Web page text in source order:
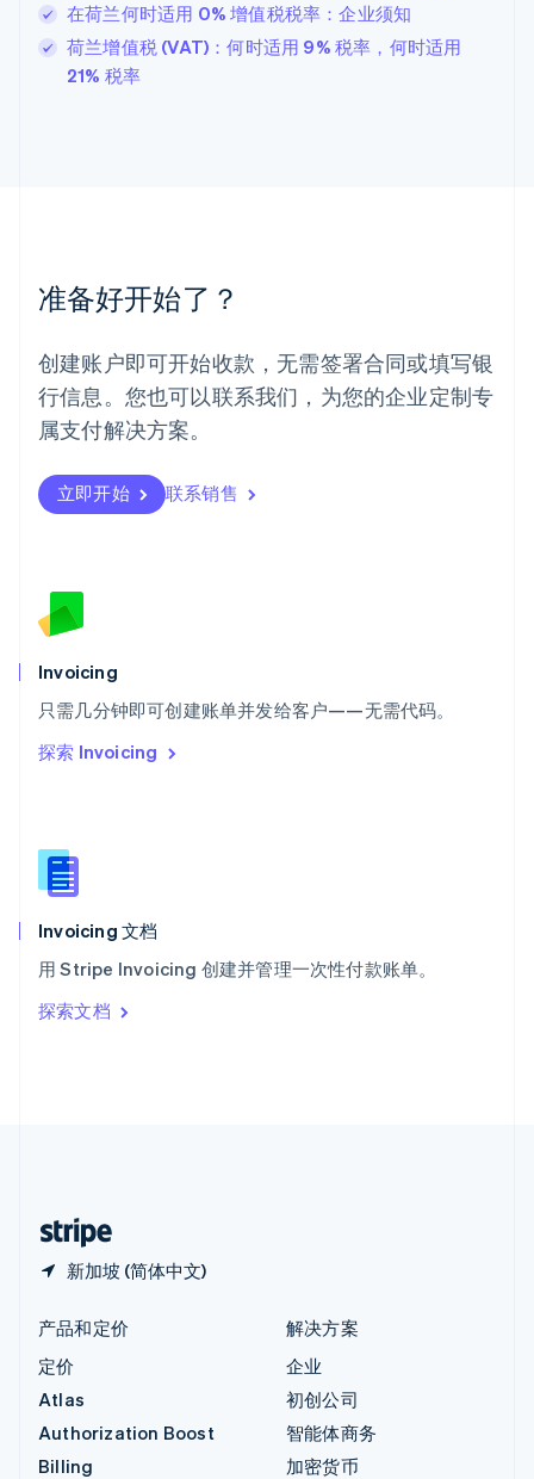
在荷兰何时适用 0% 增值税税率：企业须知
荷兰增值税 (VAT)：何时适用 9% 税率，何时适用
21% 税率
准备好开始了？
创建账户即可开始收款，无需签署合同或填写银
行信息。您也可以联系我们，为您的企业定制专
属支付解决方案。
立即开始 联系销售
Invoicing
只需几分钟即可创建账单并发给客户——无需代码。
探索 Invoicing
Invoicing 文档
用 Stripe Invoicing 创建并管理一次性付款账单。
探索文档
新加坡 (简体中文)
罗马尼亚
English
马尔他
English
葡萄牙
日本
日本語 English
瑞典
SvenskaEnglish
Deutsch FrançaisItaliano English
塞浦路斯
English
ไทยEnglish
希腊
English
西班牙
新西兰
English
匈牙利
English
ItalianoEnglish
印度
English
产品和定价
定价
Atlas
Authorization Boost
Billing
解决方案
企业
初创公司
智能体商务
加密货币